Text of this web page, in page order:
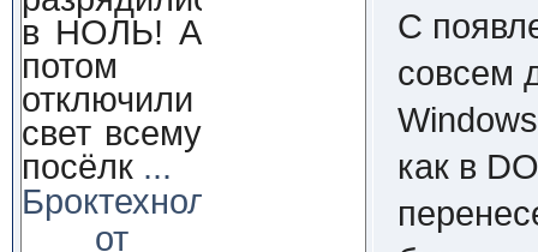
в НОЛЬ! А
потом
отключили
свет всему
посёлк ...
Броктехнолоджи:
от
С
совсем
как в